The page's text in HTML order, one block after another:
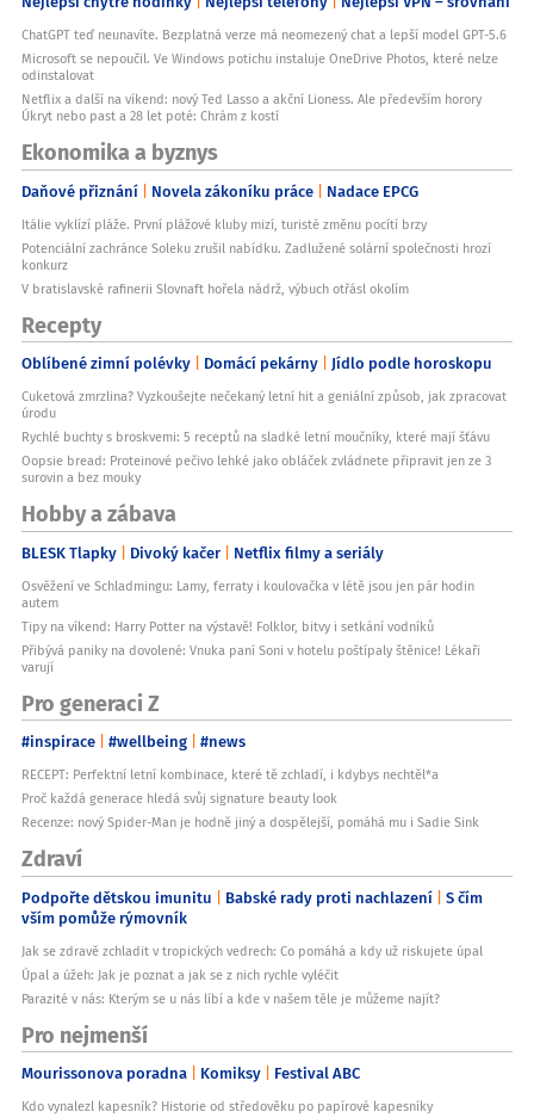
ChatGPT teď neunavíte. Bezplatná verze má neomezený chat a lepší model GPT-5.6
Microsoft se nepoučil. Ve Windows potichu instaluje OneDrive Photos, které nelze
odinstalovat
Netflix a další na víkend: nový Ted Lasso a akční Lioness. Ale především horory
Úkryt nebo past a 28 let poté: Chrám z kostí
Ekonomika a byznys
Daňové přiznání Novela zákoníku práce Nadace EPCG
Itálie vyklízí pláže. První plážové kluby mizí, turisté změnu pocítí brzy
Potenciální zachránce Soleku zrušil nabídku. Zadlužené solární společnosti hrozí
konkurz
V bratislavské rafinerii Slovnaft hořela nádrž, výbuch otřásl okolím
Recepty
Oblíbené zimní polévky Domácí pekárny Jídlo podle horoskopu
Cuketová zmrzlina? Vyzkoušejte nečekaný letní hit a geniální způsob, jak zpracovat
úrodu
Rychlé buchty s broskvemi: 5 receptů na sladké letní moučníky, které mají šťávu
Oopsie bread: Proteinové pečivo lehké jako obláček zvládnete připravit jen ze 3
surovin a bez mouky
Hobby a zábava
BLESK Tlapky Divoký kačer Netflix filmy a seriály
Osvěžení ve Schladmingu: Lamy, ferraty i koulovačka v létě jsou jen pár hodin
autem
Tipy na víkend: Harry Potter na výstavě! Folklor, bitvy i setkání vodníků
Přibývá paniky na dovolené: Vnuka paní Soni v hotelu poštípaly štěnice! Lékaři
varují
Pro generaci Z
#inspirace #wellbeing #news
RECEPT: Perfektní letní kombinace, které tě zchladí, i kdybys nechtěl*a
Proč každá generace hledá svůj signature beauty look
Recenze: nový Spider-Man je hodně jiný a dospělejší, pomáhá mu i Sadie Sink
Zdraví
Podpořte dětskou imunitu Babské rady proti nachlazení S čím
vším pomůže rýmovník
Jak se zdravě zchladit v tropických vedrech: Co pomáhá a kdy už riskujete úpal
Úpal a úžeh: Jak je poznat a jak se z nich rychle vyléčit
Parazité v nás: Kterým se u nás líbí a kde v našem těle je můžeme najít?
Pro nejmenší
Mourissonova poradna Komiksy Festival ABC
Kdo vynalezl kapesník? Historie od středověku po papírové kapesníky